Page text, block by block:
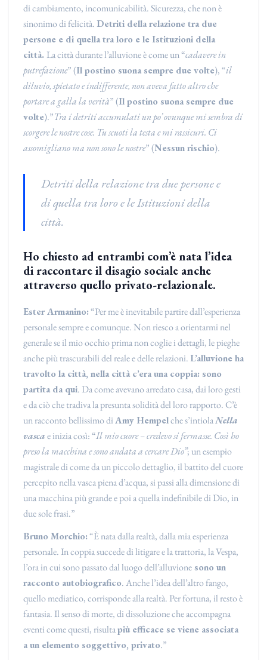
di cambiamento, incomunicabilità. Sicurezza, che non è
sinonimo di felicità. Detriti della relazione tra due
persone e di quella tra loro e le Istituzioni della
città. La città durante l’alluvione è come un “cadavere in
putrefazione” (Il postino suona sempre due volte), “il
diluvio, spietato e indifferente, non aveva fatto altro che
portare a galla la verità” (Il postino suona sempre due
volte).”Tra i detriti accumulati un po’ ovunque mi sembra di
scorgere le nostre cose. Tu scuoti la testa e mi rassicuri. Ci
assomigliano ma non sono le nostre” (Nessun rischio).
Detriti della relazione tra due persone e
di quella tra loro e le Istituzioni della
città.
Ho chiesto ad entrambi com’è nata l’idea
di raccontare il disagio sociale anche
attraverso quello privato-relazionale.
Ester Armanino:“Per me è inevitabile partire dall’esperienza
personale sempre e comunque. Non riesco a orientarmi nel
generale se il mio occhio prima non coglie i dettagli, le pieghe
anche più trascurabili del reale e delle relazioni. L’alluvione ha
travolto la città, nella città c’era una coppia: sono
partita da qui. Da come avevano arredato casa, dai loro gesti
e da ciò che tradiva la presunta solidità del loro rapporto. C’è
un racconto bellissimo diAmy Hempelche s’intiolaNella
vascae inizia così: “Il mio cuore – credevo si fermasse. Così ho
preso la macchina e sono andata a cercare Dio”; un esempio
magistrale di come da un piccolo dettaglio, il battito del cuore
percepito nella vasca piena d’acqua, si passi alla dimensione di
una macchina più grande e poi a quella indefinibile di Dio, in
due sole frasi.”
Bruno Morchio:“È nata dalla realtà, dalla mia esperienza
personale. In coppia succede di litigare e la trattoria, la Vespa,
l’ora in cui sono passato dal luogo dell’alluvione sono un
racconto autobiografico. Anche l’idea dell’altro fango,
quello mediatico, corrisponde alla realtà. Per fortuna, il resto è
fantasia. Il senso di morte, di dissoluzione che accompagna
eventi come questi, risultapiù efficace se viene associata
a un elemento soggettivo, privato.”